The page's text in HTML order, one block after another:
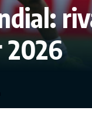
2026